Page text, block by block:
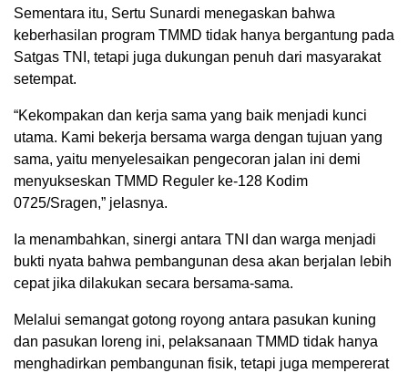
Sementara itu, Sertu Sunardi menegaskan bahwa
keberhasilan program TMMD tidak hanya bergantung pada
Satgas TNI, tetapi juga dukungan penuh dari masyarakat
setempat.
“Kekompakan dan kerja sama yang baik menjadi kunci
utama. Kami bekerja bersama warga dengan tujuan yang
sama, yaitu menyelesaikan pengecoran jalan ini demi
menyukseskan TMMD Reguler ke-128 Kodim
0725/Sragen,” jelasnya.
Ia menambahkan, sinergi antara TNI dan warga menjadi
bukti nyata bahwa pembangunan desa akan berjalan lebih
cepat jika dilakukan secara bersama-sama.
Melalui semangat gotong royong antara pasukan kuning
dan pasukan loreng ini, pelaksanaan TMMD tidak hanya
menghadirkan pembangunan fisik, tetapi juga mempererat